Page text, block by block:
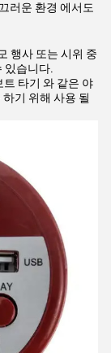
러운 환경 에서도
행사 또는 시위 중
있습니다.
트 타기 와 같은 야
기 위해 사용 될